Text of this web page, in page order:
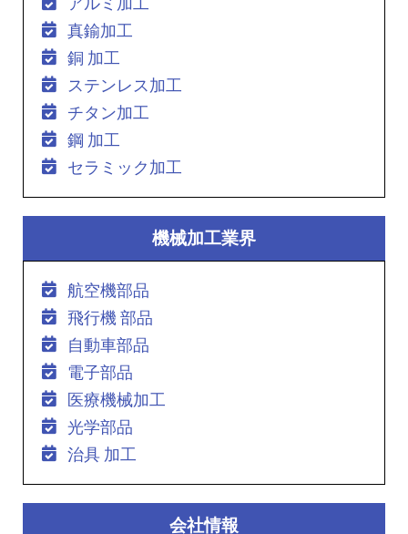
真鍮加工
銅 加工
ステンレス加工
チタン加工
鋼 加工
セラミック加工
機械加工業界
航空機部品
飛行機 部品
自動車部品
電子部品
医療機械加工
光学部品
治具 加工
会社情報